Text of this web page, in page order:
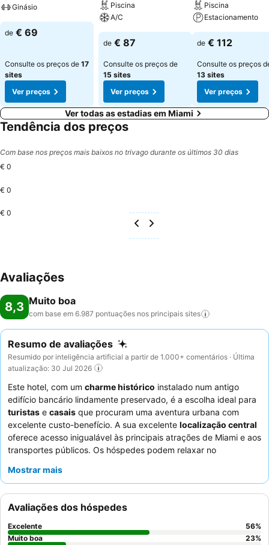
Ginásio
de € 69
Consulte os preços de 17
sites
Ver preços
Piscina
A/C
de € 87
Consulte os preços de
15 sites
Ver preços
Piscina
Estacionamento
de € 112
Consulte os preços
13 sites
Ver preços
Ver todas as estadias em Miami
Tendência dos preços
Com base nos preços mais baixos no trivago durante os últimos 30 dias
€ 0
€ 0
€ 0
Avaliações
8,3 Muito boa
com base em 6.987 pontuações nos principais sites
Resumo de avaliações
Resumido por inteligência artificial a partir de 1.000+ comentários · Última
atualização: 30 Jul 2026
Este hotel, com um charme histórico instalado num antigo
edifício bancário lindamente preservado, é a escolha ideal para
turistas e casais que procuram uma aventura urbana com
excelente custo-benefício. A sua excelente localização central
oferece acesso inigualável às principais atrações de Miami e aos
transportes públicos. Os hóspedes podem relaxar no
para descontrair. Os funcionários recebem consistentemente
complementando o
buffet de pequeno-almoço
"delicioso" que apresenta uma grande variedade de opções
frescas. Para uma estadia verdadeiramente confortável,
considere solicitar um quarto num andar superior para ter vistas
Mostrar mais
Avaliações dos hóspedes
Excelente 56%
Muito boa
23%